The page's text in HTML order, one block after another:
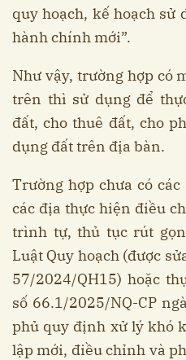
quy hoạch, kế hoạch sử
hành chính mới”.
Như vậy, trường hợp có
trên thì sử dụng để
đất, cho thuê đất, cho
dụng đất trên địa bàn.
Trường hợp chưa có
các địa thực hiện điều
trình tự, thủ tục rút
Luật Quy hoạch (được
57/2024/QH15) hoặc
số 66.1/2025/NQ-CP
phủ quy định xử lý khó
lập mới, điều chỉnh và